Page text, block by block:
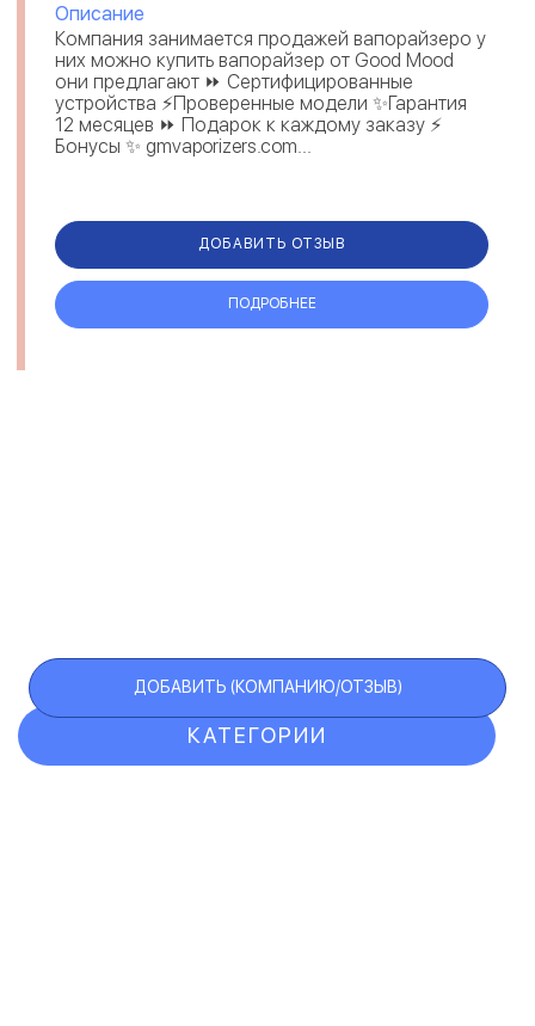
Описание
Компания занимается продажей вапорайзеро у
них можно купить вапорайзер от Good Mood
они предлагают ⏩ Сертифицированные
устройства ⚡️Проверенные модели ✨Гарантия
12 месяцев ⏩ Подарок к каждому заказу ⚡️
Бонусы ✨ gmvaporizers.com...
ДОБАВИТЬ ОТЗЫВ
ПОДРОБНЕЕ
КАТЕГОРИИ
ДОБАВИТЬ (КОМПАНИЮ/ОТЗЫВ)